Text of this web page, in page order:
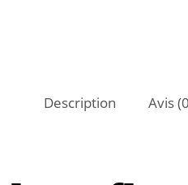
Description Avis